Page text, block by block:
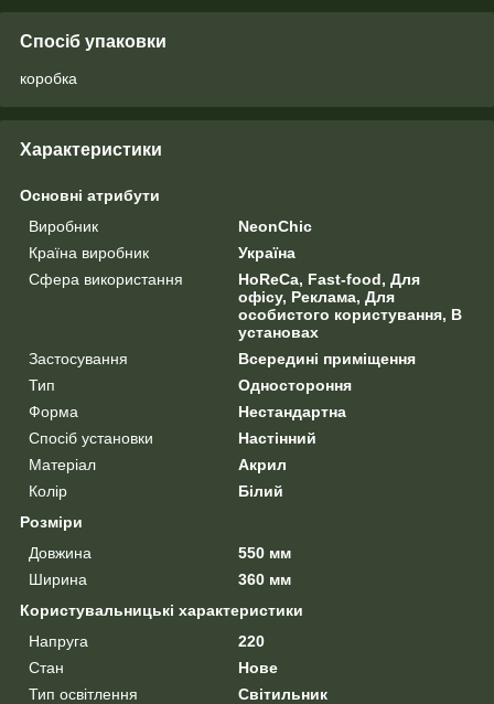
Спосіб упаковки
коробка
Характеристики
Основні атрибути
Виробник
NeonChic
Країна виробник
Україна
Сфера використання
HoReCa, Fast-food, Для
офісу, Реклама, Для
особистого користування, В
установах
Застосування
Всередині приміщення
Тип
Одностороння
Форма
Нестандартна
Спосіб установки
Настінний
Матеріал
Акрил
Колір
Білий
Розміри
Довжина
550 мм
Ширина
360 мм
Користувальницькі характеристики
Напруга
220
Стан
Нове
Тип освітлення
Світильник